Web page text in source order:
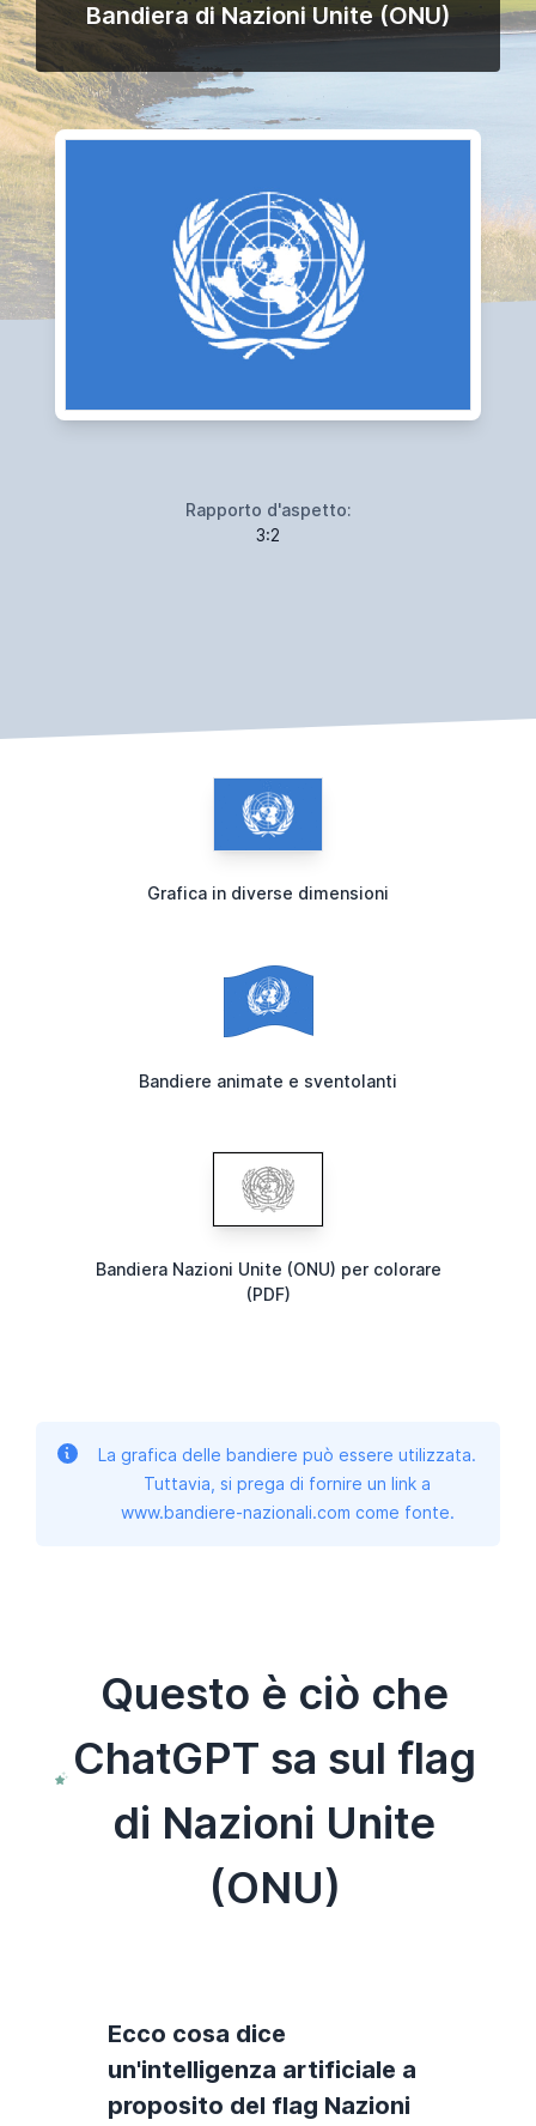
Bandiera di Nazioni Unite (ONU)
Rapporto d'aspetto:
3:2
Grafica in diverse dimensioni
Bandiere animate e sventolanti
Bandiera Nazioni Unite (ONU) per colorare
(PDF)
La grafica delle bandiere può essere utilizzata.
Tuttavia, si prega di fornire un link a
www.bandiere-nazionali.com come fonte.
Questo è ciò che
ChatGPT sa sul flag
di Nazioni Unite
(ONU)
Ecco cosa dice
un'intelligenza artificiale a
proposito del flag Nazioni